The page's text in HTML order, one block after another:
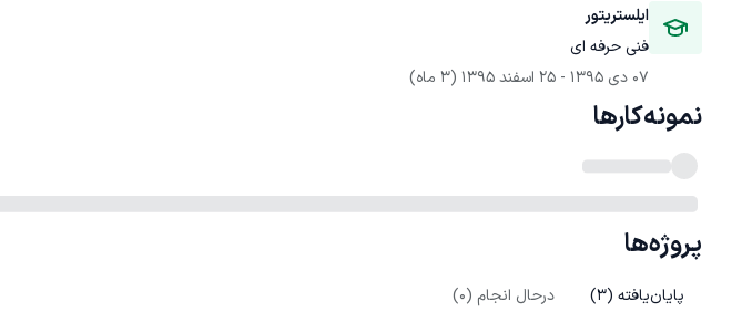
ایلستریتور
فنی حرفه ای
07 دی 1395
- 25 اسفند 1395 (3 ماه)
نمونه‌کارها
پروژه‌ها
پایان‌یافته (3
) درحال انجام (0
)